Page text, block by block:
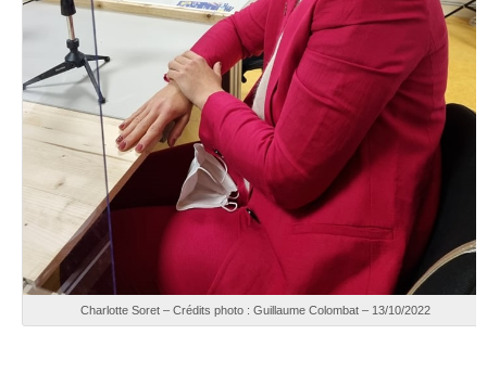
Charlotte Soret – Crédits photo : Guillaume Colombat – 13/10/2022